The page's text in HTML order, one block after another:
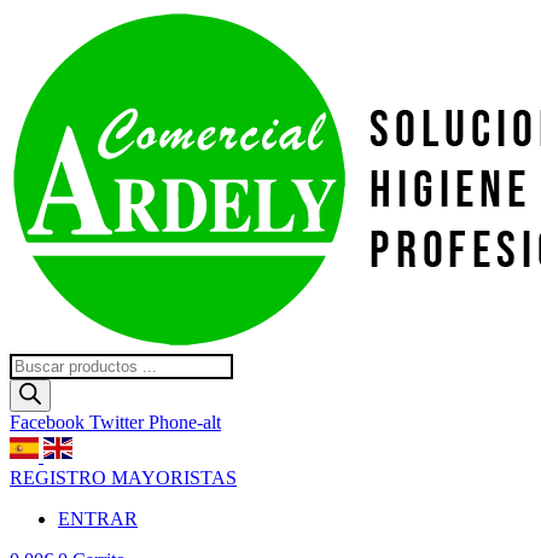
contenido
Búsqueda
de
productos
Facebook Twitter Phone-alt
REGISTRO MAYORISTAS
ENTRAR